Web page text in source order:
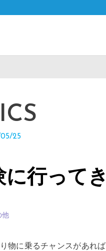
25
に行って
他
物に乗るチャンスがあれ